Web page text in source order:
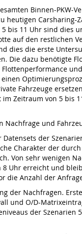
Binnen-PKW-
heutigen Carsharing-
bis 11 Uhr sind dies
auf den restlichen
dies die erste
Die dazu benötigte
Fahrzeuge
im Zeitraum von 5 bis
Nachfrage und
der
Charakter der
Von sehr wenigen
8 Uhr erreicht und
die Anzahl der
der Nachfragen.
und O/D-
der Szenarien